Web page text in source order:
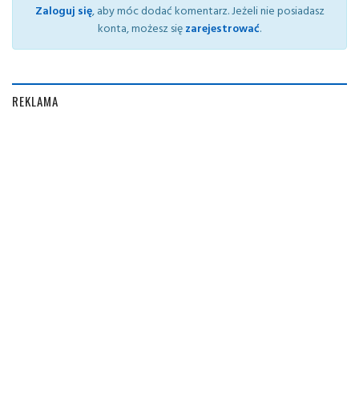
Zaloguj się, aby móc dodać komentarz. Jeżeli nie posiadasz
konta, możesz sięzarejestrować.
REKLAMA